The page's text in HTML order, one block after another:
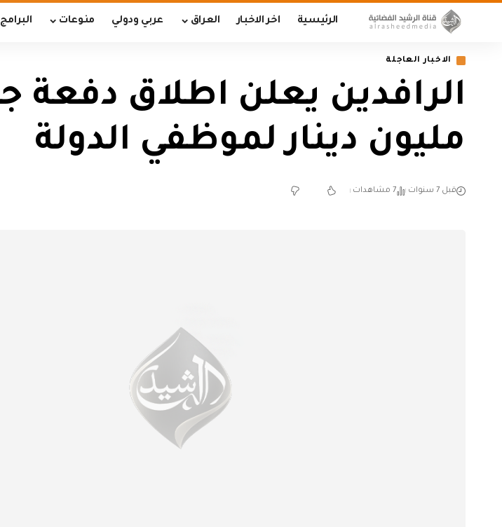
الرئيسية اخر الاخبار العراق عربي ودولي منوعات البرامج
الاخبار العاجلة
مليون دينار لموظفي الدولة
قبل 7 سنوات 7 مشاهدات